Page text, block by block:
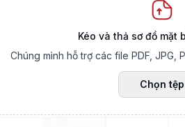
Kéo và thả sơ đồ mặt
Chúng mình hỗ trợ các file PDF, JPG,
Chọn tệp